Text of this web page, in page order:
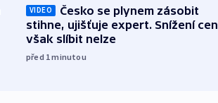
VIDEO
Česko se plynem zásobit
stihne, ujišťuje expert. Snížení cen
však slíbit nelze
před 1minutou